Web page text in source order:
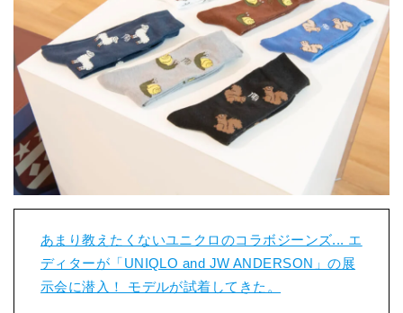
あまり教えたくないユニクロのコラボジーンズ... エ
ディターが「UNIQLO and JW ANDERSON」の展
示会に潜入！ モデルが試着してきた。